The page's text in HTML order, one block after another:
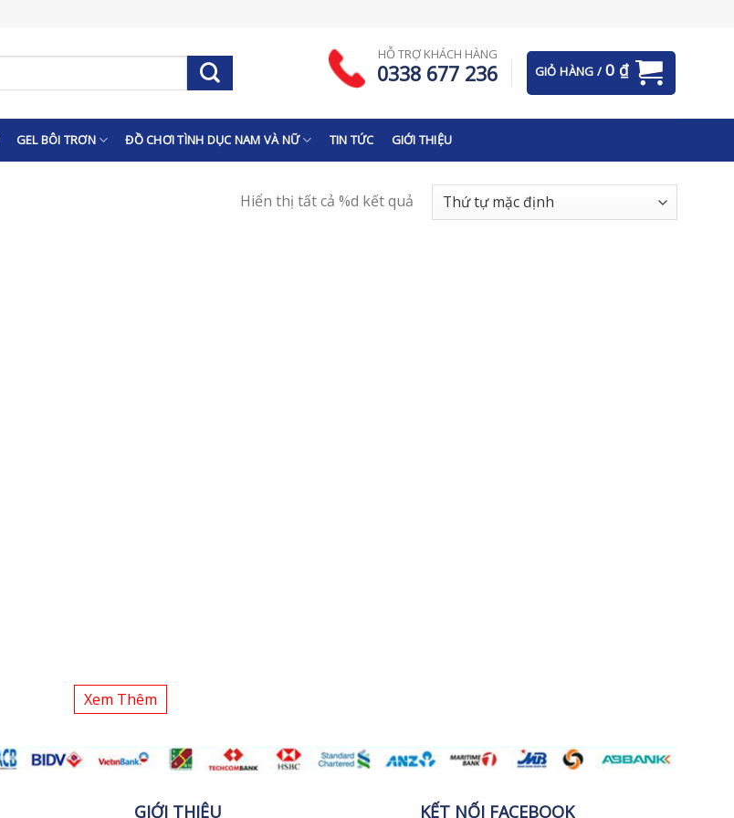
HỖ TRỢ KHÁCH HÀNG
0338 677 236 GIỎ HÀNG / 0 ₫
GEL BÔI TRƠN ĐỒ CHƠI TÌNH DỤC NAM VÀ NỮ TIN TỨC GIỚI THIỆU
Hiển thị tất cả %d kết quả
Xem Thêm
GIỚI THIỆU KẾT NỐI FACEBOOK